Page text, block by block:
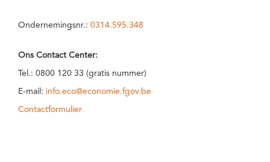
Ondernemingsnr.: 0314.595.348
Ons Contact Center:
Tel.: 0800 120 33 (gratis nummer)
E-mail: info.eco@economie.fgov.be
Contactformulier